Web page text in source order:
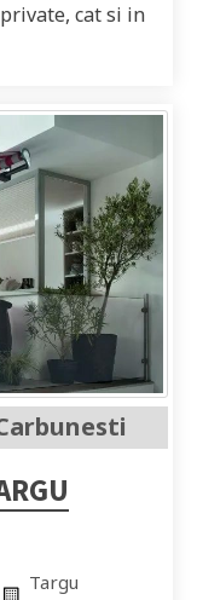
cat si in
Targu